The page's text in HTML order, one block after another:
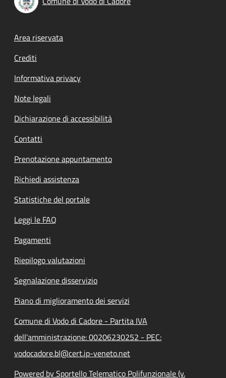
Footer menu
Area riservata
Crediti
Informativa privacy
Note legali
Dichiarazione di accessibilità
Contatti
Prenotazione appuntamento
Richiedi assistenza
Statistiche del portale
Leggi le FAQ
Pagamenti
Riepilogo valutazioni
Segnalazione disservizio
Piano di miglioramento dei servizi
Comune di Vodo di Cadore - Partita IVA
dell'amministrazione: 00206230252 - PEC:
vodocadore.bl@cert.ip-veneto.net
Powered by Sportello Telematico Polifunzionale (v.